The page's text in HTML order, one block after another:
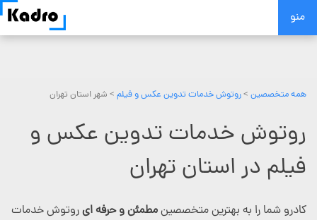
Skip
منو
همه متخصصین >روتوش خدمات تدوین عکس و فیلم > شهر استان تهران
روتوش خدمات تدوین عکس و
فیلم در استان تهران
کادرو شما را به بهترین متخصصینمطمئن و حرفه ایروتوش خدمات